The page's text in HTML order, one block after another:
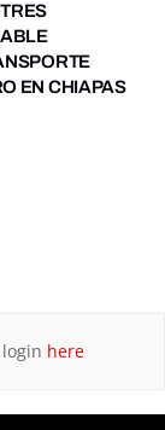
EN CHIAPAS
here